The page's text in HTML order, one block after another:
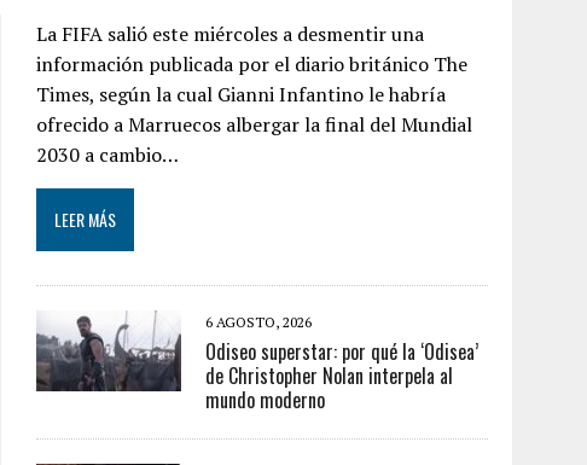
La FIFA salió este miércoles a desmentir una
información publicada por el diario británico The
Times, según la cual Gianni Infantino le habría
ofrecido a Marruecos albergar la final del Mundial
2030 a cambio…
LEER MÁS
6 AGOSTO, 2026
Odiseo superstar: por qué la ‘Odisea’
de Christopher Nolan interpela al
mundo moderno